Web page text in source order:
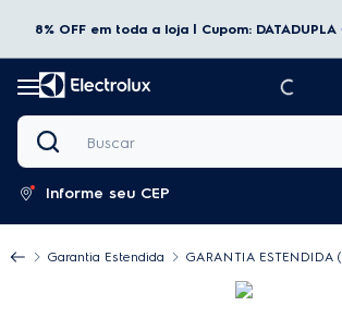
8% OFF em toda a loja | Cupom: DATADUPLA
Buscar
Informe seu CEP
Garantia Estendida GARANTIA ESTENDIDA